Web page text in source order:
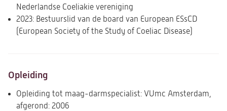
Nederlandse Coeliakie vereniging
2023: Bestuurslid van de board van European ESsCD
(European Society of the Study of Coeliac Disease)
Opleiding
Opleiding tot maag-darmspecialist: VUmc Amsterdam,
afgerond: 2006